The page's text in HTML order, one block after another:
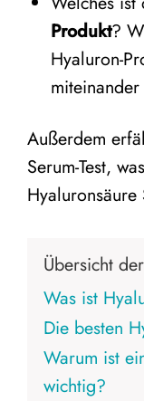
Produkt?
Hyaluron-
Außerdem
Serum-Test,
Hyaluronsäure
Übersicht
Was ist
Die besten
Warum ist
wichtig?